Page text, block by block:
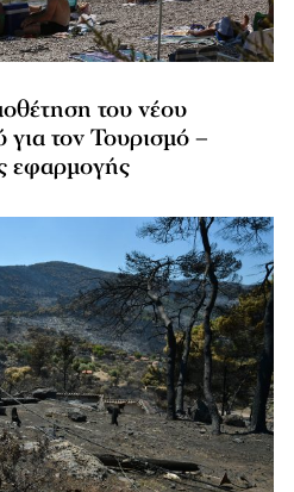
του νέου
τον Τουρισμό –
εφαρμογής